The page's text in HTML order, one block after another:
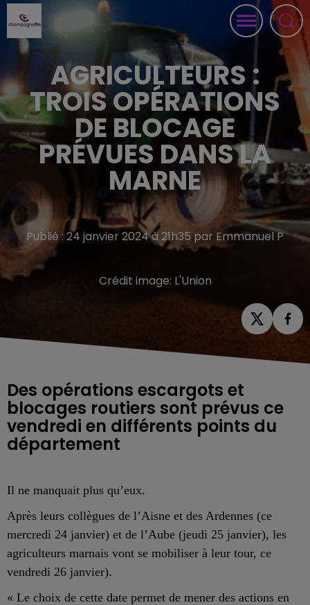
AGRICULTEURS :
TROIS OPÉRATIONS
DE BLOCAGE
PRÉVUES DANS LA
MARNE
Publié : 24 janvier 2024 à 21h35 par Emmanuel P
Crédit image: L'Union
Des opérations escargots et
blocages routiers sont prévus ce
vendredi en différents points du
département
Il ne manquait plus qu’eux.
Après leurs collègues de l’Aisne et des Ardennes (ce
mercredi 24 janvier) et de l’Aube (jeudi 25 janvier), les
agriculteurs marnais vont se mobiliser à leur tour, ce
vendredi 26 janvier).
« Le choix de cette date permet de mener des actions en